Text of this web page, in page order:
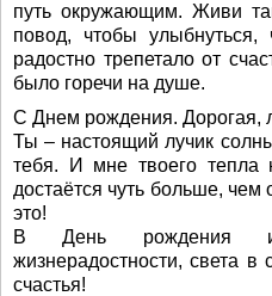
путь окружающим. Живи
повод, чтобы
радостно трепетало от
было горечи на душе.
С Днем рождения. Дорогая,
Ты – настоящий лучик
тебя. И мне твоего тепла
достаётся чуть больше,
это!
В День рождения
жизнерадостности, света в
счастья!